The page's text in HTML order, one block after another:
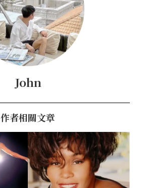
John
作者相關文章